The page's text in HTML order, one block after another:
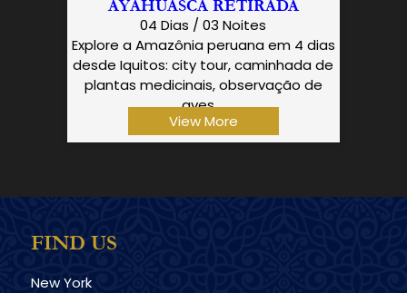
AYAHUASCA RETIRADA
04 Dias / 03 Noites
Explore a Amazônia peruana em 4 dias
desde Iquitos: city tour, caminhada de
plantas medicinais, observação de
aves,…
View More
FIND US
New York